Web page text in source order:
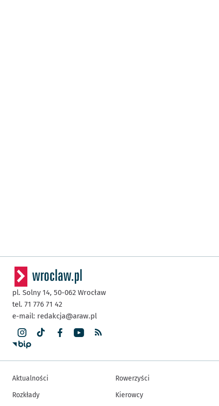
pl. Solny 14, 50-062 Wrocław
tel. 71 776 71 42
e-mail: redakcja@araw.pl
Aktualności
Rozkłady
Rowerzyści
Kierowcy